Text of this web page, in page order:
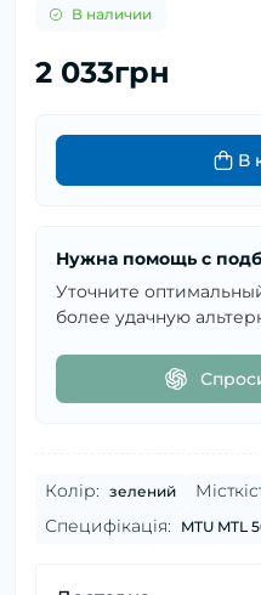
В наличии
2 033грн
В
Нужна помощь с
Уточните
более удачную
Колір: зелений
Специфікація: MTU MTL